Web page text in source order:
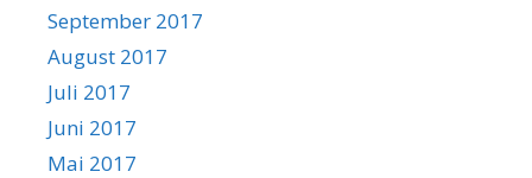
September 2017
August 2017
Juli 2017
Juni 2017
Mai 2017